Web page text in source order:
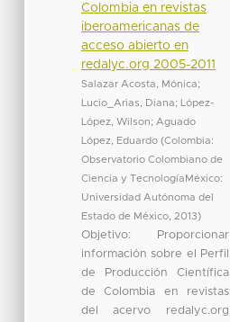
Colombia en revistas
iberoamericanas de
acceso abierto en
redalyc.org 2005-2011
Salazar Acosta, Mónica;
Lucio_Arias, Diana;
López-
López, Wilson; Aguado
López, Eduardo (Colombia:
Observatorio Colombiano de
Ciencia y TecnologíaMéxico:
Universidad Autónoma del
Estado de México, 2013)
Objetivo: Proporcionar
información sobre el Perfil
de Producción Científica
de Colombia en revistas
del acervo redalyc.org